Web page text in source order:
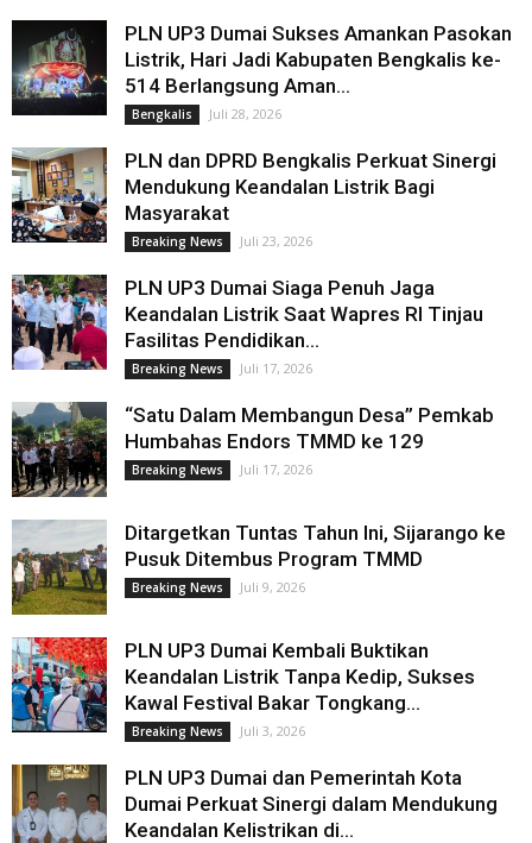
PLN UP3 Dumai Sukses Amankan Pasokan
Listrik, Hari Jadi Kabupaten Bengkalis ke-
514 Berlangsung Aman...
Bengkalis Juli 28, 2026
PLN dan DPRD Bengkalis Perkuat Sinergi
Mendukung Keandalan Listrik Bagi
Masyarakat
Breaking News Juli 23, 2026
PLN UP3 Dumai Siaga Penuh Jaga
Keandalan Listrik Saat Wapres RI Tinjau
Fasilitas Pendidikan...
Breaking News Juli 17, 2026
“Satu Dalam Membangun Desa” Pemkab
Humbahas Endors TMMD ke 129
Breaking News Juli 17, 2026
Ditargetkan Tuntas Tahun Ini, Sijarango ke
Pusuk Ditembus Program TMMD
Breaking News Juli 9, 2026
PLN UP3 Dumai Kembali Buktikan
Keandalan Listrik Tanpa Kedip, Sukses
Kawal Festival Bakar Tongkang...
Breaking News Juli 3, 2026
PLN UP3 Dumai dan Pemerintah Kota
Dumai Perkuat Sinergi dalam Mendukung
Keandalan Kelistrikan di...